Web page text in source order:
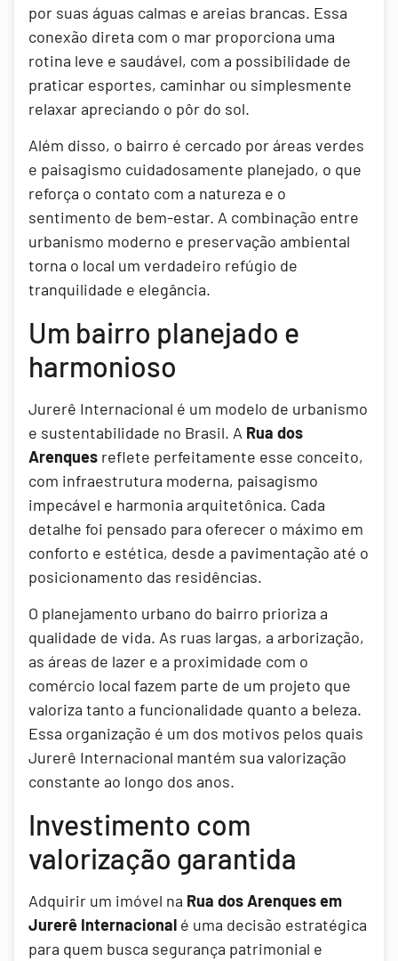
por suas águas calmas e areias brancas. Essa
conexão direta com o mar proporciona uma
rotina leve e saudável, com a possibilidade de
praticar esportes, caminhar ou simplesmente
relaxar apreciando o pôr do sol.
Além disso, o bairro é cercado por áreas verdes
e paisagismo cuidadosamente planejado, o que
reforça o contato com a natureza e o
sentimento de bem-estar. A combinação entre
urbanismo moderno e preservação ambiental
torna o local um verdadeiro refúgio de
tranquilidade e elegância.
Um bairro planejado e
harmonioso
Jurerê Internacional é um modelo de urbanismo
e sustentabilidade no Brasil. A Rua dos
Arenques reflete perfeitamente esse conceito,
com infraestrutura moderna, paisagismo
impecável e harmonia arquitetônica. Cada
detalhe foi pensado para oferecer o máximo em
conforto e estética, desde a pavimentação até o
posicionamento das residências.
O planejamento urbano do bairro prioriza a
qualidade de vida. As ruas largas, a arborização,
as áreas de lazer e a proximidade com o
comércio local fazem parte de um projeto que
valoriza tanto a funcionalidade quanto a beleza.
Essa organização é um dos motivos pelos quais
Jurerê Internacional mantém sua valorização
constante ao longo dos anos.
Investimento com
valorização garantida
Adquirir um imóvel na Rua dos Arenques em
Jurerê Internacional é uma decisão estratégica
para quem busca segurança patrimonial e